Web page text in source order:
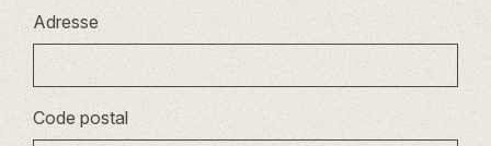
Adresse
Code postal